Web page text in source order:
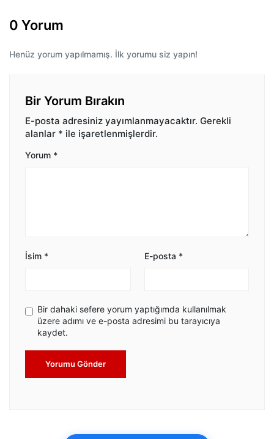
0 Yorum
Henüz yorum yapılmamış. İlk yorumu siz yapın!
Bir Yorum Bırakın
E-posta adresiniz yayımlanmayacaktır. Gerekli
alanlar * ile işaretlenmişlerdir.
Yorum *
İsim * E-posta *
Bir dahaki sefere yorum yaptığımda kullanılmak
üzere adımı ve e-posta adresimi bu tarayıcıya
kaydet.
Yorumu Gönder